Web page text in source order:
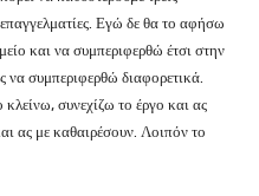
επαγγελματίες. Εγώ δε θα το αφήσω
και να συμπεριφερθώ έτσι στην
συμπεριφερθώ διαφορετικά.
συνεχίζω το έργο και ας
ας με καθαιρέσουν. Λοιπόν το